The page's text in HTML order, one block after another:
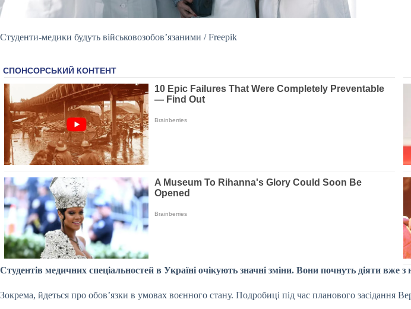
Студенти-медики будуть військовозобовʼязаними / Freepik
Студентів медичних спеціальностей в Україні очікують значні зміни. Вони почнуть діяти вже з
Зокрема, йдеться про обов’язки в умовах воєнного стану. Подробиці під час планового засідання